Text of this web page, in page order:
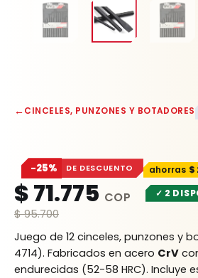
←CINCELES, PUNZONES Y BOTADORES
−25% DE DESCUENTO $
$95.700
$71.775 ✓ 2
Juego de 12 cinceles, punzones y
4714). Fabricados en acero CrV
endurecidas (52-58 HRC). Incluye